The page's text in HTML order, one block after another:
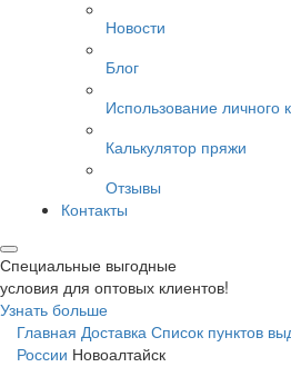
Новости
Блог
Использование личного
Калькулятор пряжи
Отзывы
Контакты
Специальные выгодные
условия для оптовых клиентов!
Узнать больше
Главная Доставка Список пунктов
России Новоалтайск